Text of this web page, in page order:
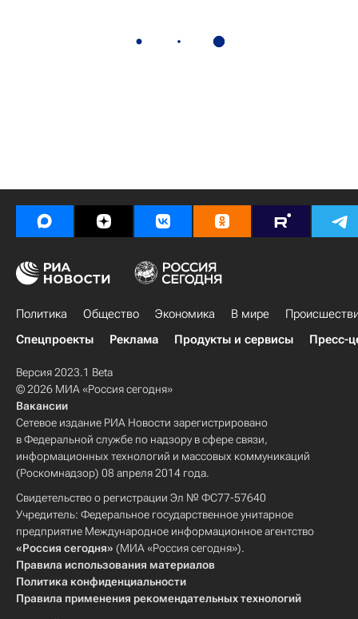
Политика Общество Экономика В мире
Спецпроекты
Реклама Продукты и сервисы Пресс-
Версия 2023.1 Beta
© 2026 МИА «Россия сегодня»
Вакансии
Сетевое издание РИА Новости зарегистрировано
в Федеральной службе по надзору в сфере связи,
информационных технологий и массовых коммуникаций
(Роскомнадзор) 08 апреля 2014 года.
Свидетельство о регистрации Эл № ФС77-57640
Учредитель: Федеральное государственное унитарное
предприятие Международное информационное агентство
«Россия сегодня» (МИА «Россия сегодня»).
Правила использования материалов
Политика конфиденциальности
Правила применения рекомендательных технологий